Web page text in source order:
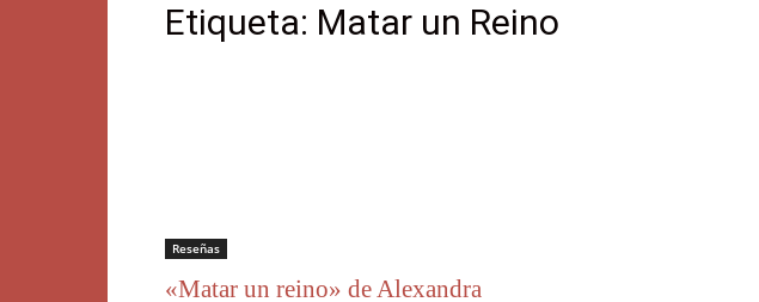
Etiqueta: Matar un Reino
Reseñas
«Matar un reino» de Alexandra